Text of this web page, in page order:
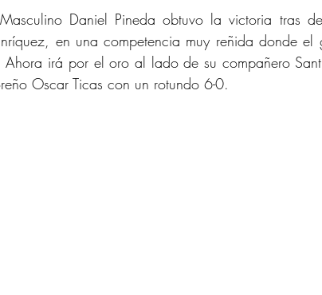
Daniel Pineda obtuvo la victoria tras
en una competencia muy reñida donde el
Ahora irá por el oro al lado de su compañero
Oscar Ticas con un rotundo 6-0.